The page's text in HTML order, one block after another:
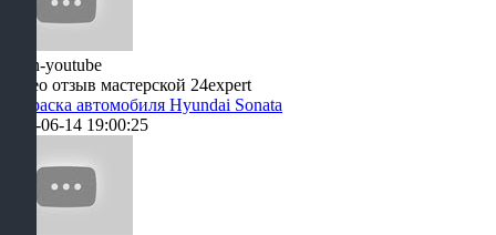
Видео отзыв мастерской 24expert
Покраска автомобиля Hyundai Sonata
2021-06-14 19:00:25